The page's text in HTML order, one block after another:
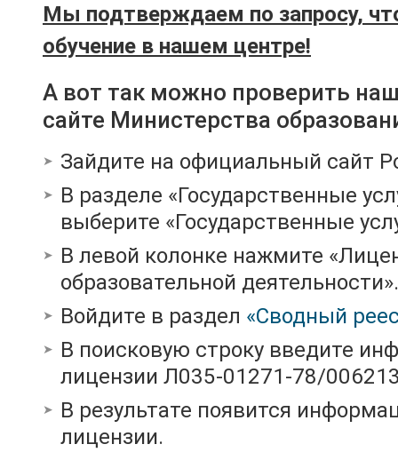
Мы подтверждаем по запросу,
обучение в нашем центре!
А вот так можно проверить
сайте Министерства
Зайдите на официальный сайт
В разделе «Государственные
выберите «Государственные
В левой колонке нажмите
образовательной деятельности».
Войдите в раздел «Сводный
В поисковую строку введите
лицензии Л035-01271-78/
В результате появится
лицензии.